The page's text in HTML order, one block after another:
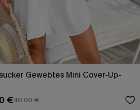
Gewebtes Mini Cover-Up-
€40,00 €